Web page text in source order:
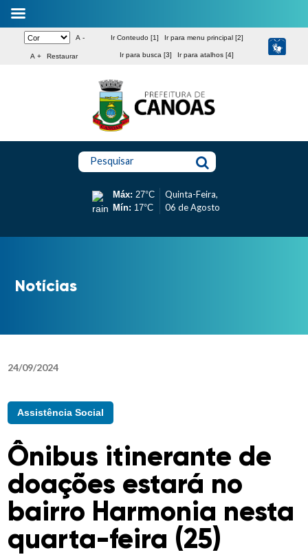
A -
A + Restaurar
Ir Conteudo [1] Ir para menu principal [2]
Ir para busca [3] Ir para atalhos [4]
Pesquisar
Máx: 27°C
Mín: 17°C
Quinta-Feira,
06 de Agosto
Notícias
24/09/2024
Assistência Social
Ônibus itinerante de
doações estará no
bairro Harmonia nesta
quarta-feira (25)